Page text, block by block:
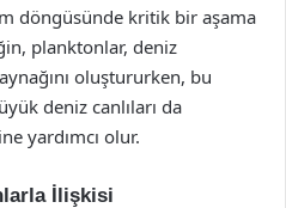
döngüsünde kritik bir aşama
planktonlar, deniz
oluştururken, bu
deniz canlıları da
yardımcı olur.
İlişkisi